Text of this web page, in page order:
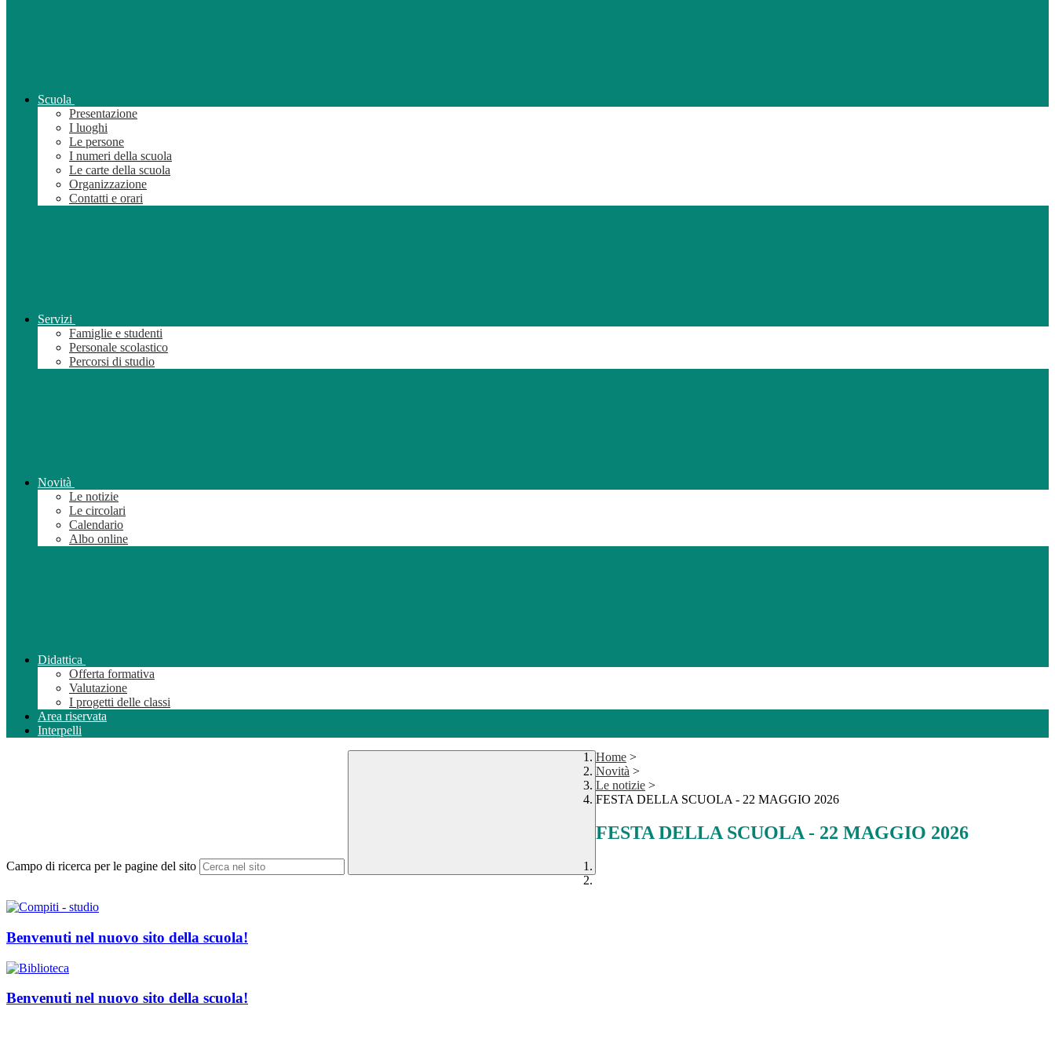
Scuola
Presentazione
I luoghi
Le persone
I numeri della scuola
Le carte della scuola
Organizzazione
Contatti e orari
Servizi
Famiglie e studenti
Personale scolastico
Percorsi di studio
Novità
Le notizie
Le circolari
Calendario
Albo online
Didattica
Offerta formativa
Valutazione
I progetti delle classi
Area riservata
Interpelli
Campo di ricerca per le pagine del sito
Home >
Novità >
Le notizie >
FESTA DELLA SCUOLA - 22 MAGGIO 2026
FESTA DELLA SCUOLA - 22 MAGGIO 2026
Benvenuti nel nuovo sito della scuola!
Benvenuti nel nuovo sito della scuola!